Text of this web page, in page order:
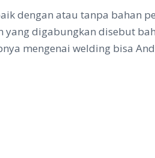
dengan atau tanpa bahan
yang digabungkan disebut
mengenai welding bisa